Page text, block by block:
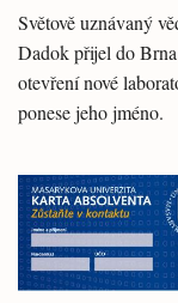
Světově uznávaný
Dadok přijel do
otevření nové
ponese jeho jméno.